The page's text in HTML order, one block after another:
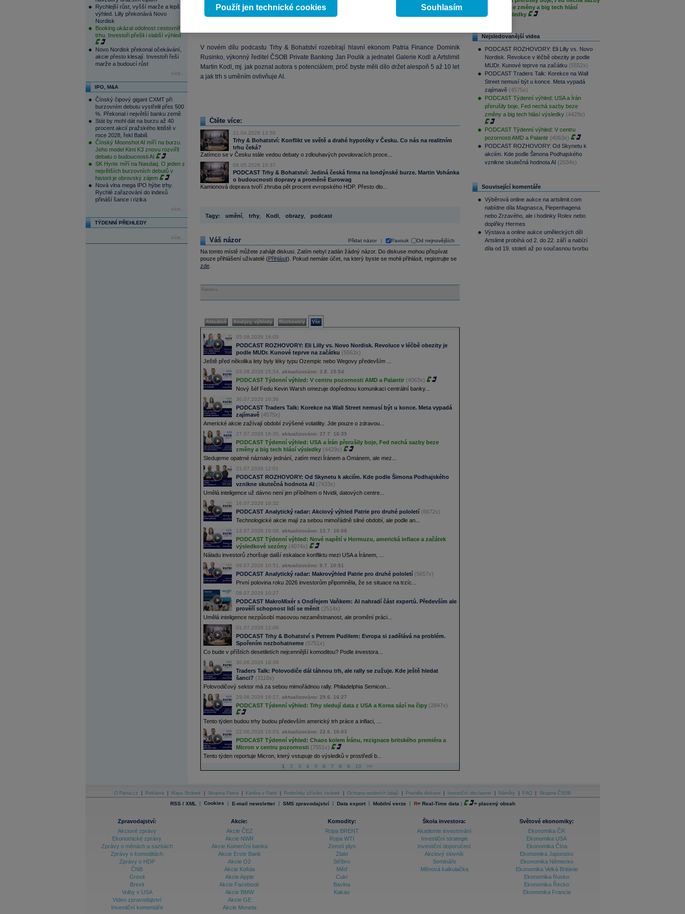
Rychlejší růst, vyšší marže a lepší
výhled. Lilly překonává Novo
Nordisk
Booking ukázal odolnost cestovního
trhu. Investoři přešli i slabší výhled
Novo Nordisk překonal očekávání,
akcie přesto klesají. Investoři řeší
marže a budoucí růst
více...
IPO, M&A
Čínský čipový gigant CXMT při
burzovním debutu vystřelil přes 500
%. Překonal i největší banku země
Stát by mohl dát na burzu až 40
procent akcií pražského letiště v
roce 2028, řekl Babiš
Čínský Moonshot AI míří na burzu.
Jeho model Kimi K3 znovu rozvířil
debatu o budoucnosti AI
SK Hynix míří na Nasdaq. O jeden z
největších burzovních debutů v
historii je obrovský zájem
Nová vlna mega IPO hýbe trhy.
Rychlé zařazování do indexů
přináší šance i rizika
více...
TÝDENNÍ PŘEHLEDY
více...
orientace navýnos rodí hluboký sběratelský vztah – tzv. emocionální dividenda. Umění je
heterogenní aktivum, které vyžaduje jiný přístup než akcie nebo
dluhopisy, ale při správném
V novém dílu podcastu Trhy & Bohatství rozebírají hlavní ekonom Patria Finance Dominik
Rusinko, výkonný ředitel ČSOB Private Banking Jan Poulik a jednatel Galerie Kodl a Artslimit
Martin Kodl, mj. jak poznat autora s potenciálem, proč byste měli dílo držet alespoň 5 až 10 let
a jak trh s uměním ovlivňuje AI.
Čtěte více:
21.04.2026 13:50
Trhy & Bohatství: Konflikt ve světě a drahé hypotéky v Česku. Co nás na realitním
trhu čeká?
Zatímco se v Česku stále vedou debaty o zdlouhavých povolovacích proce...
08.05.2026 10:37
PODCAST Trhy & Bohatství: Jediná česká firma na londýnské burze. Martin Vohánka
o budoucnosti dopravy a proměně Eurowag
Kamionová doprava tvoří zhruba pět procent evropského HDP. Přesto dlo...
Tagy: umění, trhy, Kodl, obrazy, podcast
Přidat názor Pavouk Od nejnovějších
Váš názor
Na tomto místě můžete zahájit diskusi. Zatím nebyl zadán žádný názor. Do diskuse mohou přispívat
pouze přihlášení uživatelé (Přihlásit). Pokud nemáte účet, na který byste se mohli přihlásit, registrujte se
zde.
Reklama
Aktuálně Analýzy, výhledy Rozhovory Vše
05.08.2026 16:05
PODCAST ROZHOVORY: Eli Lilly vs. Novo Nordisk. Revoluce v léčbě obezity je
podle MUDr. Kunové teprve na začátku (5563x)
Ještě před několika lety byly léky typu Ozempic nebo Wegovy především ...
03.08.2026 15:54, aktualizováno: 3.8. 15:54
PODCAST Týdenní výhled: V centru pozornosti AMD a Palantir (4063x)
Nový šéf Fedu Kevin Warsh omezuje dopřednou komunikaci centrální banky...
30.07.2026 16:36
PODCAST Traders Talk: Korekce na Wall Street nemusí být u konce. Meta vypadá
zajímavě (4575x)
Americké akcie zažívají období zvýšené volatility. Jde pouze o zdravou...
27.07.2026 16:35, aktualizováno: 27.7. 16:35
PODCAST Týdenní výhled: USA a Írán přerušily boje, Fed nechá sazby beze
změny a big tech hlásí výsledky (4429x)
Sledujeme opatrné náznaky jednání, zatím mezi Íránem a Ománem, ale mez...
21.07.2026 12:01
PODCAST ROZHOVORY: Od Skynetu k akciím. Kde podle Šimona Podhajského
vznikne skutečná hodnota AI (7433x)
Umělá inteligence už dávno není jen příběhem o Nvidii, datových centre...
16.07.2026 16:32
PODCAST Analytický radar: Akciový výhled Patrie pro druhé pololetí (6672x)
Technologické akcie mají za sebou mimořádně silné období, ale podle an...
13.07.2026 16:08, aktualizováno: 13.7. 16:08
PODCAST Týdenní výhled: Nové napětí v Hormuzu, americká inflace a začátek
výsledkové sezóny (4074x)
Náladu investorů zhoršuje další eskalace konfliktu mezi USA a Íránem, ...
09.07.2026 10:51, aktualizováno: 9.7. 10:51
PODCAST Analytický radar: Makrovýhled Patrie pro druhé pololetí (5657x)
První polovina roku 2026 investorům připomněla, že se situace na trzíc...
08.07.2026 10:27
PODCAST MakroMixér s Ondřejem Vaňkem: AI nahradí část expertů. Především ale
prověří schopnost lidí se měnit (2514x)
Umělá inteligence nezpůsobí masovou nezaměstnanost, ale promění práci...
01.07.2026 12:06
PODCAST Trhy & Bohatství s Petrem Pudilem: Evropa si zadělává na problém.
Spořením nezbohatneme (5751x)
Co bude v příštích desetiletích nejcennější komoditou? Podle investora...
30.06.2026 16:39
Traders Talk: Polovodiče dál táhnou trh, ale rally se zužuje. Kde ještě hledat
šanci? (3118x)
Polovodičový sektor má za sebou mimořádnou rally. Philadelphia Semicon...
29.06.2026 16:27, aktualizováno: 29.6. 16:27
PODCAST Týdenní výhled: Trhy sledují data z USA a Korea sází na čipy (2847x)
Tento týden budou trhy budou především americký trh práce a inflaci, ...
22.06.2026 16:03, aktualizováno: 22.6. 16:03
PODCAST Týdenní výhled: Chaos kolem Íránu, rezignace britského premiéra a
Micron v centru pozornosti (7551x)
Tento týden reportuje Micron, který vstupuje do výsledků v prostředí b...
1 2 3 4 5 6 7 8 9 10 >>
beze změny a big tech hlásí
výsledky
Nejsledovanější videa
PODCAST ROZHOVORY: Eli Lilly vs. Novo
Nordisk. Revoluce v léčbě obezity je podle
MUDr. Kunové teprve na začátku (5552x)
PODCAST Traders Talk: Korekce na Wall
Street nemusí být u konce. Meta vypadá
zajímavě (4575x)
PODCAST Týdenní výhled: USA a Írán
přerušily boje, Fed nechá sazby beze
změny a big tech hlásí výsledky (4429x)
PODCAST Týdenní výhled: V centru
pozornosti AMD a Palantir (4063x)
PODCAST ROZHOVORY: Od Skynetu k
akciím. Kde podle Šimona Podhajského
vznikne skutečná hodnota AI (2034x)
Související komentáře
Výběrová online aukce na artslimit.com
nabídne díla Magnasca, Piepenhagena
nebo Zrzavého, ale i hodinky Rolex nebo
doplňky Hermes
Výstava a online aukce uměleckých děl
Artslimit probíhá od 2. do 22. září a nabízí
díla od 19. století až po současnou tvorbu
O Patria.cz Reklama Mapa Stránek Skupina Patria Kariéra v Patrii Podmínky užívání stránek Ochrana osobních údajů Pravidla diskuse Investiční disclaimer Náměty FAQ Skupina ČSOB
RSS / XML | Cookies | E-mail newsletter | SMS zpravodajství | Data export | Mobilní verze | R= Real-Time data | = placený obsah
Zpravodajství:
Akciové zprávy
Ekonomické zprávy
Zprávy o měnách a sazbách
Zprávy o komoditách
Zprávy o HDP
ČNB
Grexit
Brexit
Volby v USA
Video zpravodajství
Investiční komentáře
Akcie:
Akcie ČEZ
Akcie NWR
Akcie Komerční banka
Akcie Erste Bank
Akcie O2
Akcie Kofola
Akcie Apple
Akcie Facebook
Akcie BMW
Akcie GE
Akcie Moneta
Komodity:
Ropa BRENT
Ropa WTI
Zemní plyn
Zlato
Stříbro
Měď
Cukr
Bavlna
Kakao
Škola investora:
Akademie investování
Investiční strategie
Investiční doporučení
Akciový slovník
Semináře
Měnová kalkulačka
Světové ekonomiky:
Ekonomika ČR
Ekonomika USA
Ekonomika Čína
Ekonomika Japonsko
Ekonomika Německo
Ekonomika Velká Británie
Ekonomika Rusko
Ekonomika Řecko
Ekonomika Francie
Použít jen technické cookies Souhlasím